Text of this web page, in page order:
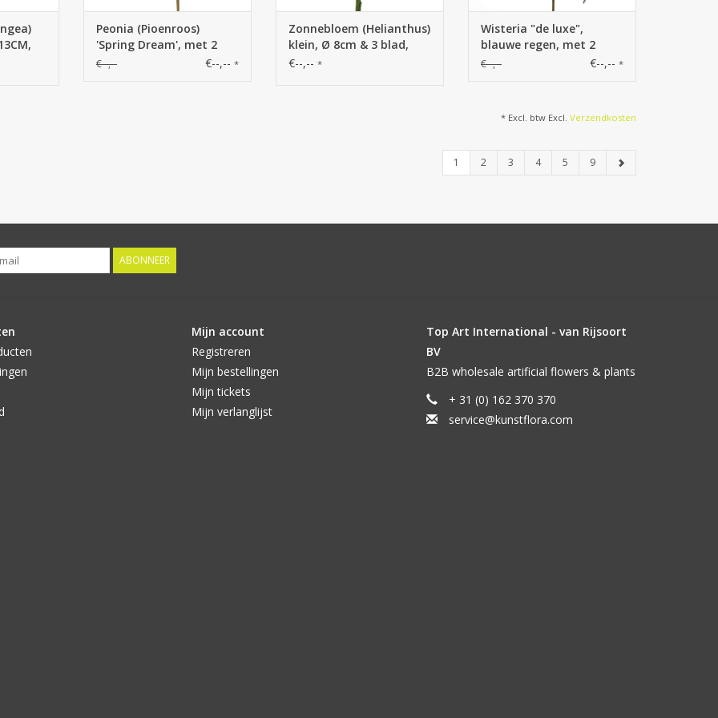
Peonia (Pioenroos)
'Spring Dream', met 2
bloemen: 1x Ø 10 cm &
€--,-- €--,-- *
Zonnebloem (Helianthus)
klein, Ø 8cm & 3 blad,
35cm
€--,-- *
Wisteria "de luxe",
blauwe regen, met 2
bloemen (30cm/15cm) en
€--,-- €--,-- *
* Excl. btw Excl. Verzendkosten
1 2 3 4 5 9
ABONNEER
Mijn account
Registreren
Mijn bestellingen
Mijn tickets
Mijn verlanglijst
Top Art International - van Rijsoort
BV
B2B wholesale artificial flowers & plants
+ 31 (0) 162 370 370
service@kunstflora.com